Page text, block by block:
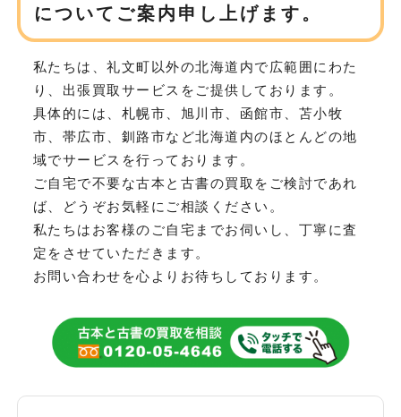
についてご案内申し上げます。
私たちは、礼文町以外の北海道内で広範囲にわた
り、 出張買取サービスをご提供しております。
具体的には、札幌市、旭川市、函館市、苫小牧
市、帯広市、釧路市など北海道内のほとんどの地
域でサービスを行っております。
ご自宅で不要な古本と古書の買取をご検討であれ
ば、どうぞお気軽にご相談ください。
私たちはお客様のご自宅までお伺いし、丁寧に査
定をさせていただきます。
お問い合わせを心よりお待ちしております。